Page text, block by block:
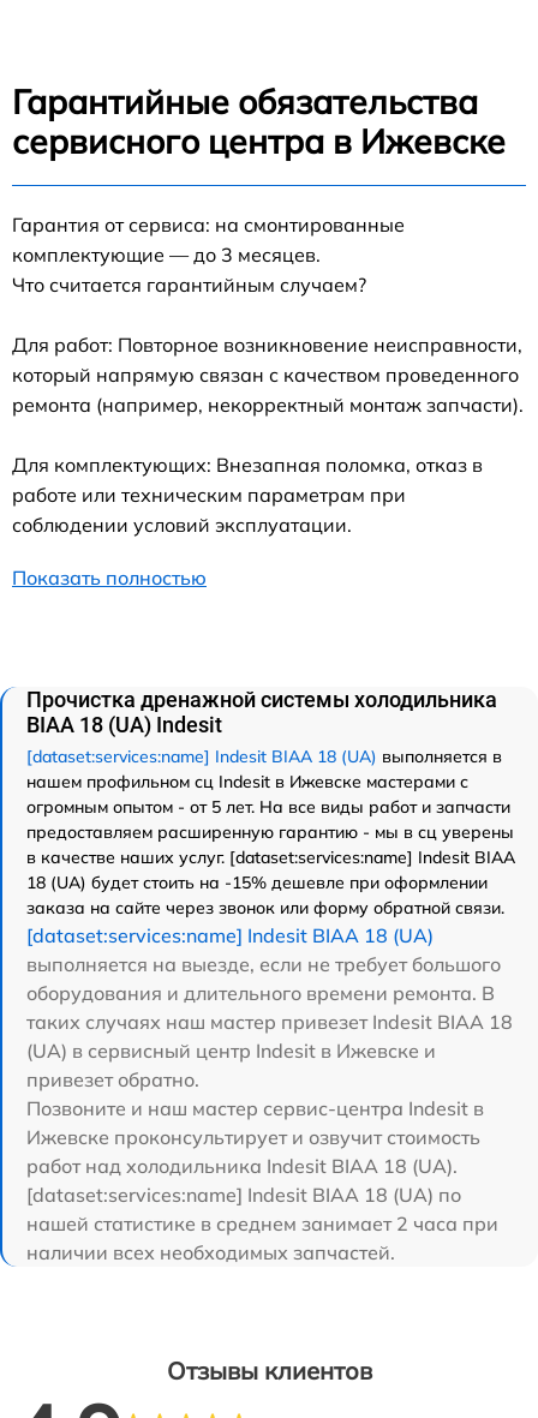
Гарантийные обязательства
сервисного центра в Ижевске
Гарантия от сервиса: на смонтированные
комплектующие — до 3 месяцев.
Что считается гарантийным случаем?
Для работ: Повторное возникновение неисправности,
который напрямую связан с качеством проведенного
ремонта (например, некорректный монтаж запчасти).
Для комплектующих: Внезапная поломка, отказ в
работе или техническим параметрам при
соблюдении условий эксплуатации.
Показать полностью
Прочистка дренажной системы холодильника
BIAA 18 (UA) Indesit
[dataset:services:name] Indesit BIAA 18 (UA) выполняется в
нашем профильном сц Indesit в Ижевске мастерами с
огромным опытом - от 5 лет. На все виды работ и запчасти
предоставляем расширенную гарантию - мы в сц уверены
в качестве наших услуг. [dataset:services:name] Indesit BIAA
18 (UA) будет стоить на -15% дешевле при оформлении
заказа на сайте через звонок или форму обратной связи.
[dataset:services:name] Indesit BIAA 18 (UA)
выполняется на выезде, если не требует большого
оборудования и длительного времени ремонта. В
таких случаях наш мастер привезет Indesit BIAA 18
(UA) в сервисный центр Indesit в Ижевске и
привезет обратно.
Позвоните и наш мастер сервис-центра Indesit в
Ижевске проконсультирует и озвучит стоимость
работ над холодильника Indesit BIAA 18 (UA).
[dataset:services:name] Indesit BIAA 18 (UA) по
нашей статистике в среднем занимает 2 часа при
наличии всех необходимых запчастей.
Отзывы клиентов